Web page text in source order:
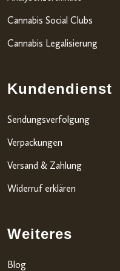
Cannabis Social Clubs
Cannabis Legalisierung
Kundendienst
Sendungsverfolgung
Verpackungen
Versand & Zahlung
Widerruf erklären
Weiteres
Blog